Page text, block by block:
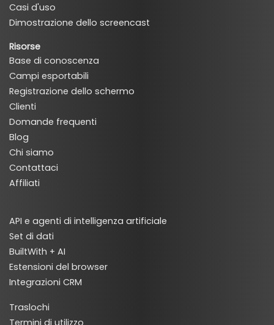
Casi d'uso
Dimostrazione dello screencast
Risorse
Base di conoscenza
Campi esportabili
Registrazione dello schermo
Clienti
Domande frequenti
Blog
Chi siamo
Contattaci
Affiliati
API e agenti di intelligenza artificiale
Set di dati
BuiltWith + AI
Estensioni del browser
Integrazioni CRM
Traslochi
Termini di utilizzo